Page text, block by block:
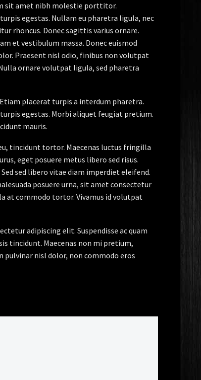
sit amet nibh molestie porttitor.
egestas. Nullam eu pharetra ligula, nec
rhoncus. Donec sagittis varius ornare.
et vestibulum massa. Donec euismod
Praesent nisl odio, finibus non volutpat
ornare volutpat ligula, sed pharetra
placerat turpis a interdum pharetra.
egestas. Morbi aliquet feugiat pretium.
mauris.
tincidunt tortor. Maecenas luctus fringilla
eget posuere metus libero sed risus.
sed libero vitae diam imperdiet eleifend.
posuere urna, sit amet consectetur
at commodo tortor. Vivamus id volutpat
adipiscing elit. Suspendisse ac quam
tincidunt. Maecenas non mi pretium,
pulvinar nisl dolor, non commodo eros